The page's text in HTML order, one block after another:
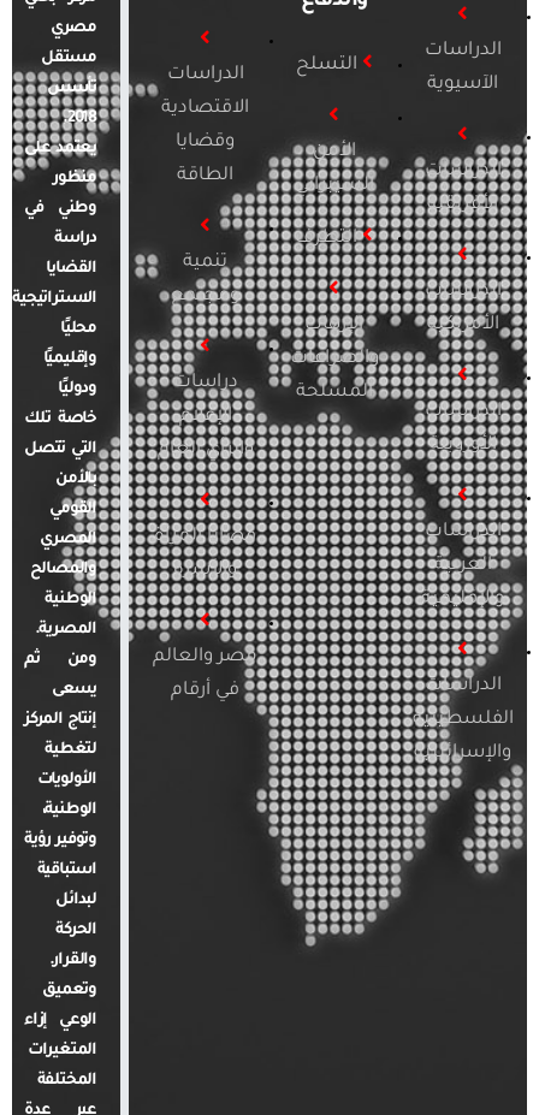
الدراسات
الآسيوية
الدراسات
الأفريقية
الدراسات
الأمريكية
الدراسات
الأوروبية
الدراسات
العربية
والإقليمية
الدراسات
الفلسطينية
والإسرائيلية
التسلح
الأمن
السيبراني
التطرف
الإرهاب
والصراعات
المسلحة
الدراسات
الاقتصادية
وقضايا
الطاقة
تنمية
ومجتمع
دراسات
الإعلام
والرأي العام
قضايا المرأة
والأسرة
مصر والعالم
في أرقام
مصري
مستقل
تأسس
2018.
يعتمد على
منظور
وطني في
دراسة
القضايا
الاستراتيجية
محليًا
وإقليميًا
ودوليًا
خاصة تلك
التي تتصل
بالأمن
القومي
المصري
والمصالح
الوطنية
المصرية.
ومن ثم
يسعى
إنتاج المركز
لتغطية
الأولويات
الوطنية،
وتوفير رؤية
استباقية
لبدائل
الحركة
والقرار.
وتعميق
الوعي إزاء
المتغيرات
المختلفة
عبر عدة